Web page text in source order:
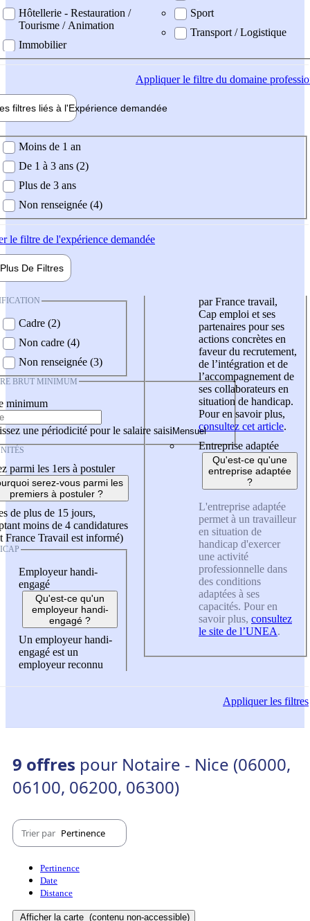
Hôtellerie - Restauration /
Tourisme / Animation
Immobilier
Sport
Transport / Logistique
Appliquerle filtre du domaine
filtres liés à l'Expérience demandée
demandée
Moins de 1 an
De 1 à 3 ans (2)
Plus de 3 ans
Non renseignée (4)
le filtre de l'expérience demandée
Plus De Filtres
Cadre (2)
Non cadre (4)
Non renseignée (3)
BRUT MINIMUM
minimum
une périodicité pour le salaire saisi
parmi les 1ers à postuler
serez-vous parmi les
premiers à postuler ?
de plus de 15 jours,
moins de 4 candidatures
France Travail est informé)
Employeur handi-
engagé
Qu'est-ce qu'un
employeur handi-
engagé ?
Un employeur handi-
engagé est un
employeur reconnu
par France travail,
Cap emploi et ses
partenaires pour ses
actions concrètes en
faveur du recrutement,
de l’intégration et de
l’accompagnement de
ses collaborateurs en
situation de handicap.
Pour en savoir plus,
consultez cet article.
Entreprise adaptée
Qu'est-ce qu'une
entreprise adaptée
?
L'entreprise adaptée
permet à un travailleur
en situation de
handicap d'exercer
une activité
professionnelle dans
des conditions
adaptées à ses
capacités. Pour en
savoir plus, consultez
le site de l’UNEA.
Appliquerles filtres
9 offres pour Notaire - Nice (06000,
06100, 06200, 06300)
Trier par Pertinence
Pertinence
Date
Distance
Afficher la carte (contenu non-accessible)